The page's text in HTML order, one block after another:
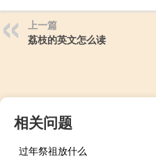
上一篇
荔枝的英文怎么读
相关问题
过年祭祖放什么